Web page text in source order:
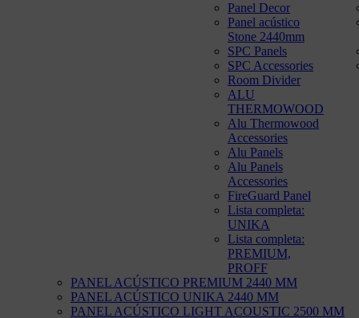
Panel Decor
Panel acústico
Stone 2440mm
SPC Panels
SPC Accessories
Room Divider
ALU
THERMOWOOD
Alu Thermowood
Accessories
Alu Panels
Alu Panels
Accessories
FireGuard Panel
Lista completa:
UNIKA
Lista completa:
PREMIUM,
PROFF
PANEL ACÚSTICO PREMIUM 2440 MM
PANEL ACÚSTICO UNIKA 2440 MM
PANEL ACÚSTICO LIGHT ACOUSTIC 2500 MM